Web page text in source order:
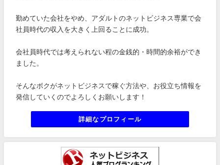
勤めていた会社をやめ、アダルトのネットビジネス専業で会
社員時代の収入を大きく上回ることに成功。
会社員時代では考えられない程の金銭的・時間的余裕ができ
ました。
そんなボクがネットビジネスで稼ぐ方法や、お役立ち情報を
発信していくのでよろしくお願いします！
詳細なプロフィール